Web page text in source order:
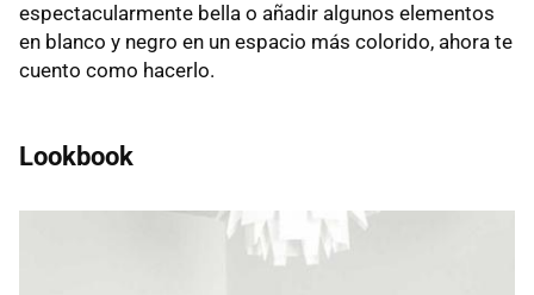
espectacularmente bella o añadir algunos elementos
en blanco y negro en un espacio más colorido, ahora te
cuento como hacerlo.
Lookbook